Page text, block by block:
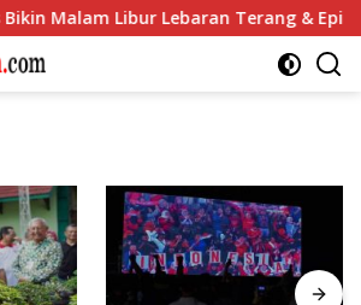
Malam Libur Lebaran Terang & Epik